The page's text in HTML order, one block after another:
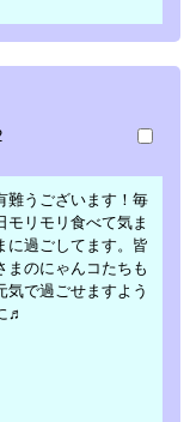
難うございます！毎
モリモリ食べて気ま
に過ごしてます。皆
まのにゃんコたちも
気で過ごせますよう
♬